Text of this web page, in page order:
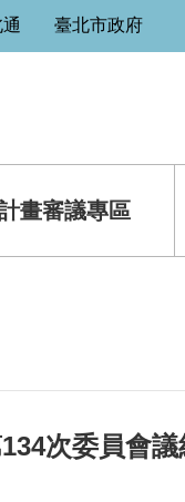
臺北市政府
畫審議專區
次委員會議